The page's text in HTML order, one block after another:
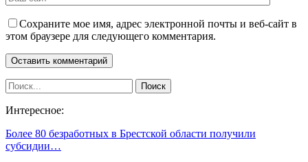
Сохраните мое имя, адрес электронной почты и веб-сайт в
этом браузере для следующего комментария.
Интересное:
Более 80 безработных в Брестской области получили
субсидии…